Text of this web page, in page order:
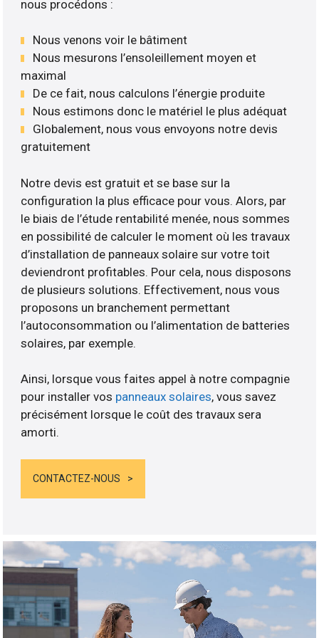
nous procédons :
Nous venons voir le bâtiment
Nous mesurons l’ensoleillement moyen et
maximal
De ce fait, nous calculons l’énergie produite
Nous estimons donc le matériel le plus adéquat
Globalement, nous vous envoyons notre devis
gratuitement
Notre devis est gratuit et se base sur la
configuration la plus efficace pour vous. Alors, par
le biais de l’étude rentabilité menée, nous sommes
en possibilité de calculer le moment où les travaux
d’installation de panneaux solaire sur votre toit
deviendront profitables. Pour cela, nous disposons
de plusieurs solutions. Effectivement, nous vous
proposons un branchement permettant
l’autoconsommation ou l’alimentation de batteries
solaires, par exemple.
Ainsi, lorsque vous faites appel à notre compagnie
pour installer vos panneaux solaires, vous savez
précisément lorsque le coût des travaux sera
amorti.
CONTACTEZ-NOUS